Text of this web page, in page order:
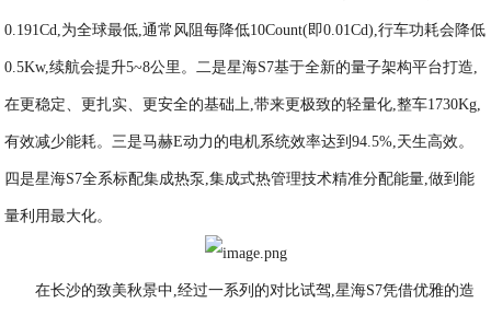
0.191Cd,为全球最低,通常风阻每降低10Count(即0.01Cd),行车功耗会降低
0.5Kw,续航会提升5~8公里。二是星海S7基于全新的量子架构平台打造,
在更稳定、更扎实、更安全的基础上,带来更极致的轻量化,整车1730Kg,
有效减少能耗。三是马赫E动力的电机系统效率达到94.5%,天生高效。
四是星海S7全系标配集成热泵,集成式热管理技术精准分配能量,做到能
量利用最大化。
在长沙的致美秋景中,经过一系列的对比试驾,星海S7凭借优雅的造